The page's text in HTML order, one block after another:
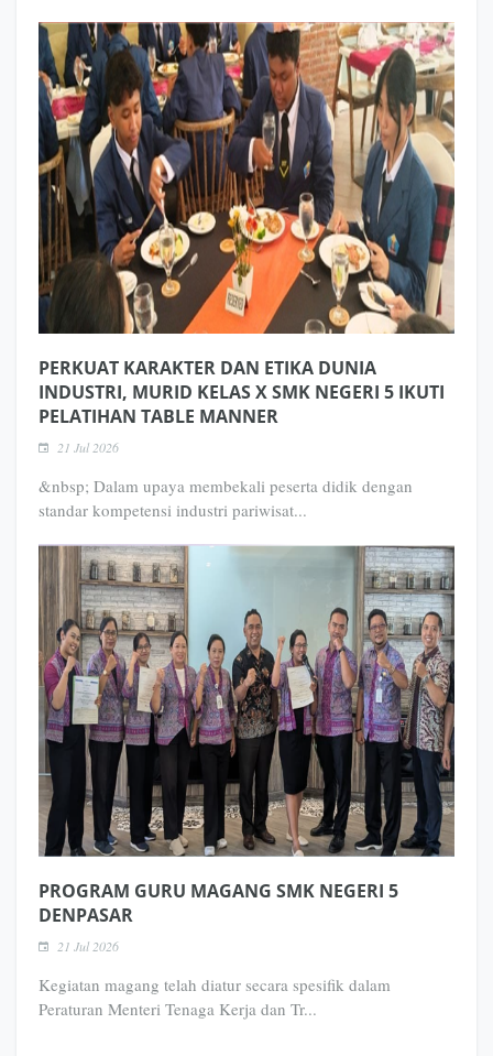
PERKUAT KARAKTER DAN ETIKA DUNIA
INDUSTRI, MURID KELAS X SMK NEGERI 5 IKUTI
PELATIHAN TABLE MANNER
21 Jul 2026
&nbsp; Dalam upaya membekali peserta didik dengan
standar kompetensi industri pariwisat...
PROGRAM GURU MAGANG SMK NEGERI 5
DENPASAR
21 Jul 2026
Kegiatan magang telah diatur secara spesifik dalam
Peraturan Menteri Tenaga Kerja dan Tr...